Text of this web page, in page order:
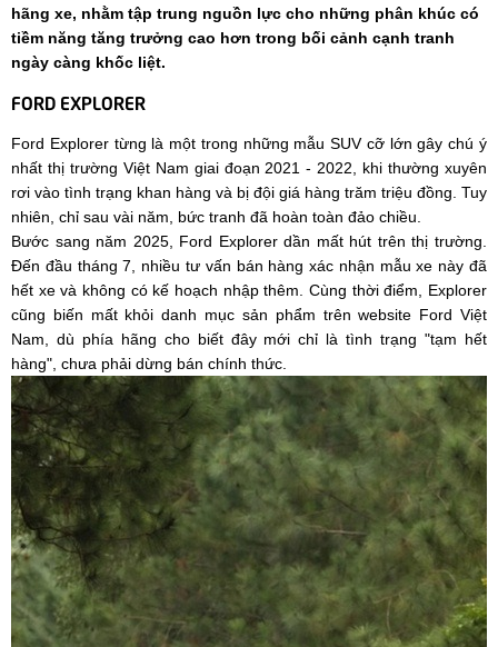
hãng xe, nhằm tập trung nguồn lực cho những phân khúc có
tiềm năng tăng trưởng cao hơn trong bối cảnh cạnh tranh
ngày càng khốc liệt.
FORD EXPLORER
Ford Explorer từng là một trong những mẫu SUV cỡ lớn gây chú ý
nhất thị trường Việt Nam giai đoạn 2021 - 2022, khi thường xuyên
rơi vào tình trạng khan hàng và bị đội giá hàng trăm triệu đồng. Tuy
nhiên, chỉ sau vài năm, bức tranh đã hoàn toàn đảo chiều.
Bước sang năm 2025, Ford Explorer dần mất hút trên thị trường.
Đến đầu tháng 7, nhiều tư vấn bán hàng xác nhận mẫu xe này đã
hết xe và không có kế hoạch nhập thêm. Cùng thời điểm, Explorer
cũng biến mất khỏi danh mục sản phẩm trên website Ford Việt
Nam, dù phía hãng cho biết đây mới chỉ là tình trạng "tạm hết
hàng", chưa phải dừng bán chính thức.